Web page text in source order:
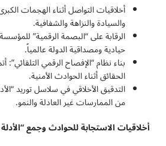
أخلاقيات التواصل أثناء الهجمات
والسيادة والنزاهة والشفافية.
الرقابة على “البصمة الرقمية” للمؤسسة
حيادية ومصداقية الدولة عالمياً.
بناء نظام “الإفصاح الرقمي التلقائي”:
الحقائق أثناء الحوادث الأمنية.
التدقيق الأخلاقي في سلاسل توريد
من الممارسات غير العادلة والنمو.
أخلاقيات الاستجابة للحوادث وجمع